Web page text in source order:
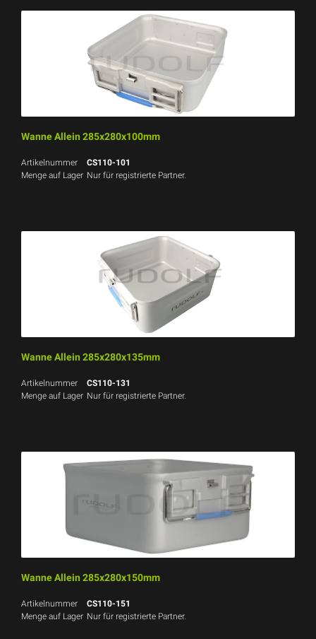
Wanne Allein 285x280x100mm
Artikelnummer
CS110-101
Menge auf Lager Nur für registrierte Partner.
Wanne Allein 285x280x135mm
Artikelnummer
CS110-131
Menge auf Lager Nur für registrierte Partner.
Wanne Allein 285x280x150mm
Artikelnummer
CS110-151
Menge auf Lager Nur für registrierte Partner.